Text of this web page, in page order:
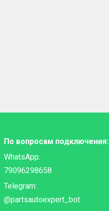
По вопросам подключения:
WhatsApp:
79096298658
Telegram:
@partsautoexpert_bot